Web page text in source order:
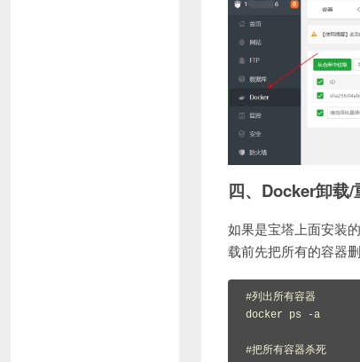
四、Docker卸载/
如果是宝塔上面安装
载前先把所有的容器
#列出所有容器
docker ps -a
#把所有容器杀死